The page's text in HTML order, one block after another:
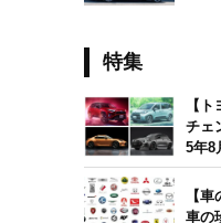
特集
【
チェ
5年8
【
車の